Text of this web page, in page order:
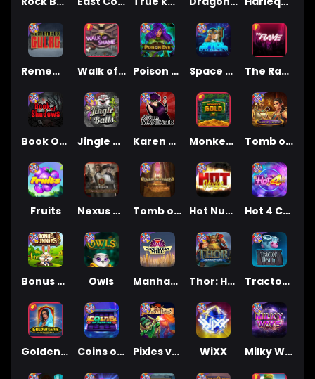
Nexus Tombstone RIP
Manhattan Goes Wild
Book Of Shadows
Tractor Beam
Hot Nudge
Space Donkey
Monkey's Gold xPays
Poison Eve
Tomb of Nefertiti
Tomb of Akhenaten
Golden Genie And The Walking Wilds Coins of Fortune WiXX
Fruits
Bonus Bunnies
Hot 4 Cash
Owls
Milky Ways
Jingle Balls
Walk of Shame
Pixies vs Pirates
Thor: Hammer Time
Remember Gulag
Karen Maneater
The Rave